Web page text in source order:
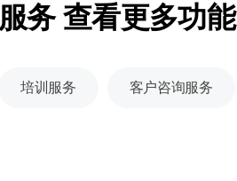
服务 查看更多功能
培训服务 客户咨询服务